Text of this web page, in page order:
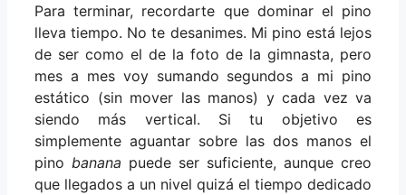
Para terminar, recordarte que dominar el pino
lleva tiempo. No te desanimes. Mi pino está lejos
de ser como el de la foto de la gimnasta, pero
mes a mes voy sumando segundos a mi pino
estático (sin mover las manos) y cada vez va
siendo más vertical. Si tu objetivo es
simplemente aguantar sobre las dos manos el
pino banana puede ser suficiente, aunque creo
que llegados a un nivel quizá el tiempo dedicado